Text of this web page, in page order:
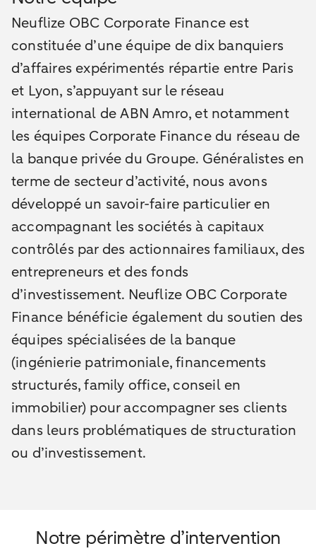
Neuflize OBC Corporate Finance est
constituée d’une équipe de dix banquiers
d’affaires expérimentés répartie entre Paris
et Lyon, s’appuyant sur le réseau
international de ABN Amro, et notamment
les équipes Corporate Finance du réseau de
la banque privée du Groupe. Généralistes en
terme de secteur d’activité, nous avons
développé un savoir-faire particulier en
accompagnant les sociétés à capitaux
contrôlés par des actionnaires familiaux, des
entrepreneurs et des fonds
d’investissement. Neuflize OBC Corporate
Finance bénéficie également du soutien des
équipes spécialisées de la banque
(ingénierie patrimoniale, financements
structurés, family office, conseil en
immobilier) pour accompagner ses clients
dans leurs problématiques de structuration
ou d’investissement.
Notre périmètre d’intervention